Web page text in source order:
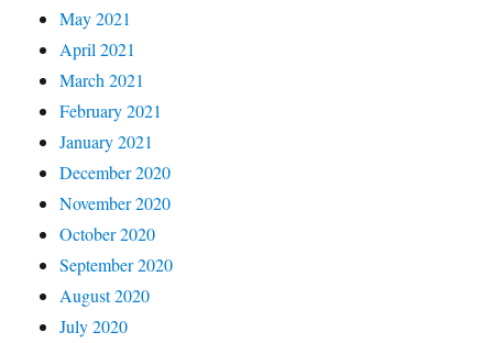
May 2021
April 2021
March 2021
February 2021
January 2021
December 2020
November 2020
October 2020
September 2020
August 2020
July 2020